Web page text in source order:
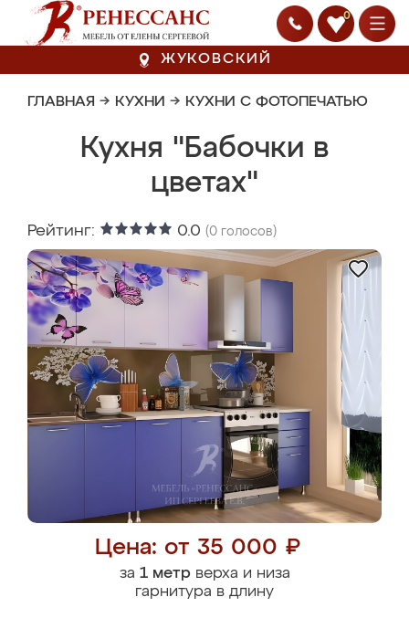
0
ЖУКОВСКИЙ
ГЛАВНАЯ → КУХНИ → КУХНИ С ФОТОПЕЧАТЬЮ
Кухня "Бабочки в
цветах"
Рейтинг: 0.0 (0 голосов)
Цена: от 35 000 ₽
за 1 метрверха и низа
гарнитура в длину